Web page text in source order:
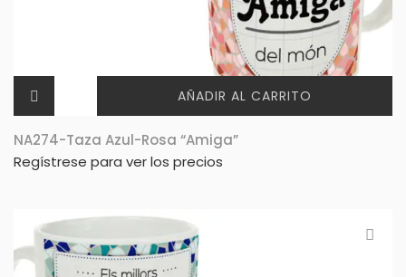
AÑADIR AL CARRITO
NA274-Taza Azul-Rosa “Amiga”
Regístrese para ver los precios